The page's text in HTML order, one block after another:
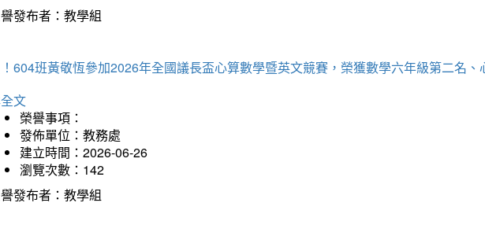
發布者：教學組
604班黃敬恆參加2026年全國議長盃心算數學暨英文競賽，榮獲數學六年級第二名、
文
榮譽事項：
發佈單位：教務處
建立時間：2026-06-26
瀏覽次數：142
發布者：教學組